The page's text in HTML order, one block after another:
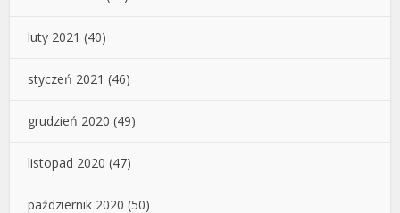
luty 2021 (40)
styczeń 2021 (46)
grudzień 2020 (49)
listopad 2020 (47)
październik 2020 (50)